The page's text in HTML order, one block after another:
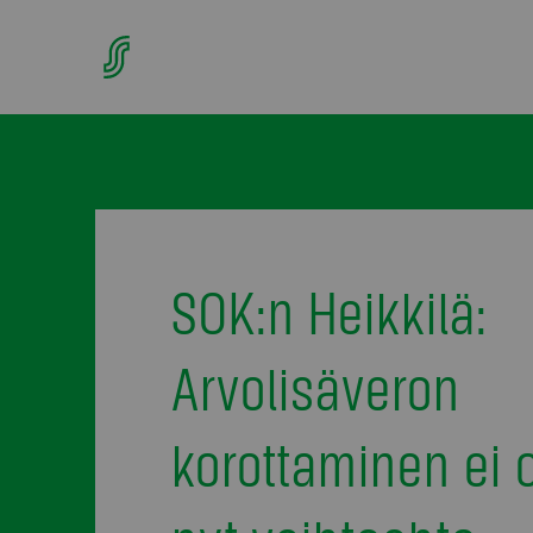
SOK:n Heikkilä:
Arvolisäveron
korottaminen ei